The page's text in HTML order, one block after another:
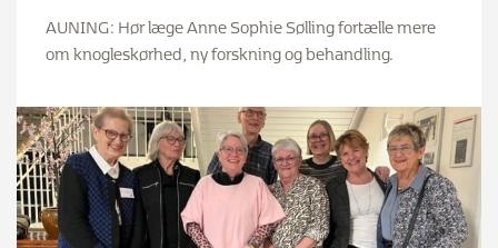
AUNING: Hør læge Anne Sophie Sølling fortælle mere
om knogleskørhed, ny forskning og behandling.